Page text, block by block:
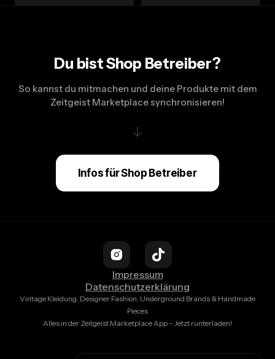
Du bist Shop Betreiber?
So kannst du mitmachen und deine Produkte mit dem
Zeitgeist Marketplace synchronisieren!
↓
Infos für Shop Betreiber
Impressum
Datenschutzerklärung
Vintage Kleidung, Designer Fashion, Underground Brands & Handmade
Pieces
Alles in der Zeitgeist Marketplace App – Jetzt runterladen!